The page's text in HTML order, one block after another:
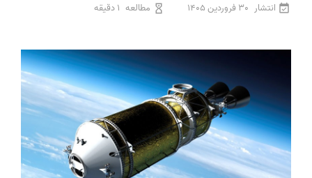
انتشار 30 فروردین 1405 مطالعه 1 دقیقه